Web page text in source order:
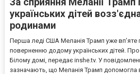
українських дітей
родинами
Перша леді США Меланія Трамп уже впʼяте
поверненню додому українських дітей.
Білому домі, передає inshe.tv. У
зазначають, що Меланія Трамп допомогла